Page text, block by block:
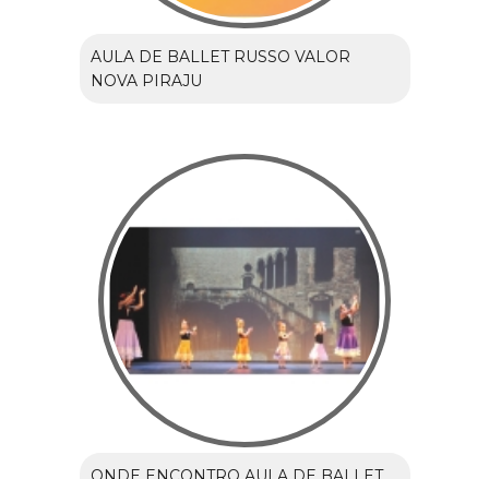
AULA DE BALLET RUSSO VALOR
NOVA PIRAJU